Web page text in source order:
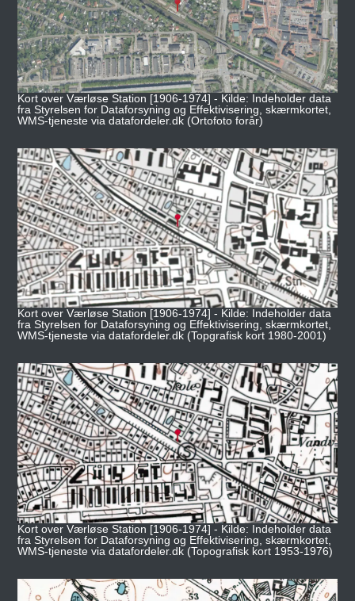
Kort over Værløse Station [1906-1974] - Kilde: Indeholder data
fra Styrelsen for Dataforsyning og Effektivisering, skærmkortet,
WMS-tjeneste via datafordeler.dk (Ortofoto forår)
Kort over Værløse Station [1906-1974] - Kilde: Indeholder data
fra Styrelsen for Dataforsyning og Effektivisering, skærmkortet,
WMS-tjeneste via datafordeler.dk (Topgrafisk kort 1980-2001)
Kort over Værløse Station [1906-1974] - Kilde: Indeholder data
fra Styrelsen for Dataforsyning og Effektivisering, skærmkortet,
WMS-tjeneste via datafordeler.dk (Topografisk kort 1953-1976)